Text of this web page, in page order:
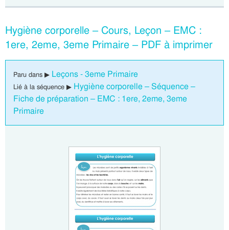
Hygiène corporelle – Cours, Leçon – EMC :
1ere, 2eme, 3eme Primaire – PDF à imprimer
Paru dans ▶ Leçons - 3eme Primaire
Lié à la séquence ▶ Hygiène corporelle – Séquence –
Fiche de préparation – EMC : 1ere, 2eme, 3eme
Primaire